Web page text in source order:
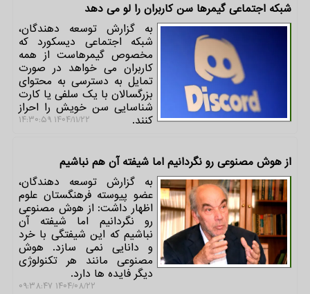
شبکه اجتماعی گیمرها سن کاربران را لو می دهد
به گزارش توسعه دهندگان،
شبکه اجتماعی دیسکورد که
مخصوص گیمرهاست از همه
کاربران می خواهد در صورت
تمایل به دسترسی به محتوای
بزرگسالان با یک سلفی یا کارت
شناسایی سن خویش را احراز
کنند. ۱۴۰۴/۱۱/۲۲ ۱۴:۳۰:۵۹
از هوش مصنوعی رو نگردانیم اما شیفته آن هم نباشیم
به گزارش توسعه دهندگان،
عضو پیوسته فرهنگستان علوم
اظهار داشت: از هوش مصنوعی
رو نگردانیم اما شیفته آن
نباشیم که این شیفتگی با خرد
و دانایی نمی سازد. هوش
مصنوعی مانند هر تکنولوژی
دیگر فایده ها دارد.
۱۴۰۴/۰۸/۲۲ ۰۹:۳۸:۴۷